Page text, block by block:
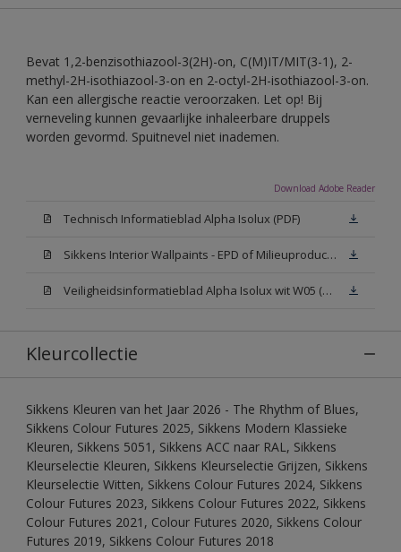
Bevat 1,2-benzisothiazool-3(2H)-on, C(M)IT/MIT(3-1), 2-
methyl-2H-isothiazool-3-on en 2-octyl-2H-isothiazool-3-on.
Kan een allergische reactie veroorzaken. Let op! Bij
verneveling kunnen gevaarlijke inhaleerbare druppels
worden gevormd. Spuitnevel niet inademen.
Download Adobe Reader
Technisch Informatieblad Alpha Isolux (PDF)
Sikkens Interior Wallpaints - EPD of Milieuproductverklaring
Veiligheidsinformatieblad Alpha Isolux wit W05 (SDS)
Kleurcollectie
Sikkens Kleuren van het Jaar 2026 - The Rhythm of Blues,
Sikkens Colour Futures 2025, Sikkens Modern Klassieke
Kleuren, Sikkens 5051, Sikkens ACC naar RAL, Sikkens
Kleurselectie Kleuren, Sikkens Kleurselectie Grijzen, Sikkens
Kleurselectie Witten, Sikkens Colour Futures 2024, Sikkens
Colour Futures 2023, Sikkens Colour Futures 2022, Sikkens
Colour Futures 2021, Colour Futures 2020, Sikkens Colour
Futures 2019, Sikkens Colour Futures 2018